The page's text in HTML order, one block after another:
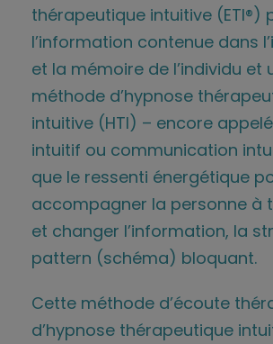
thérapeutique intuitive (ETI®)
l’information contenue dans
et la mémoire de l’individu et
méthode d’hypnose
intuitive (HTI) – encore
intuitif ou communication
que le ressenti énergétique
accompagner la personne à
et changer l’information, la
pattern (schéma) bloquant.
Cette méthode d’écoute
d’hypnose thérapeutique